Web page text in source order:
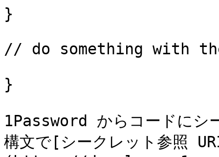
}
// do something with
}
1Password からコードにシ
構文で[シークレット参照